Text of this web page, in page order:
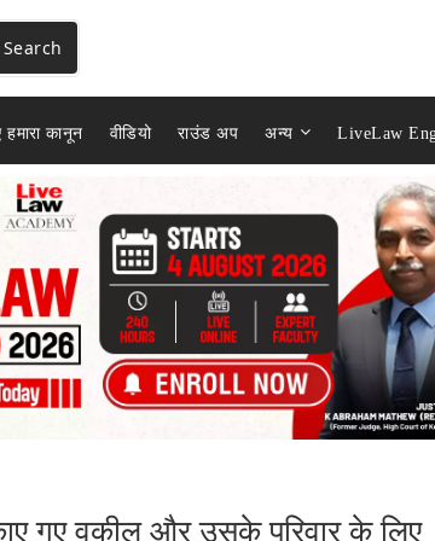
Search
हमारा कानून वीडियो राउंड अप अन्य LiveLaw
गए वकील और उसके परिवार के लिए